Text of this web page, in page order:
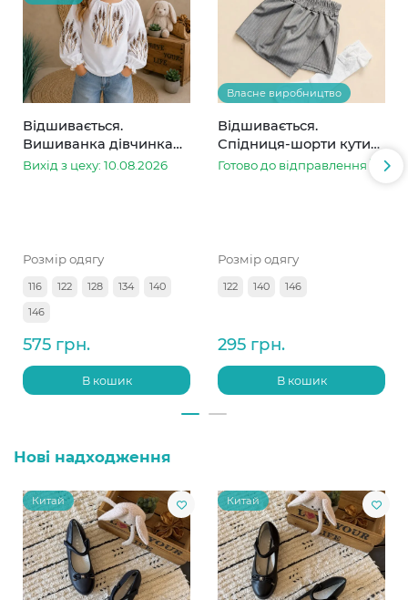
Відшивається.
Вишиванка дівчинка
колоски
Вихід з цеху: 10.08.2026
Розмір одягу
116 122 128 134
140
146
575 грн.
В кошик
Власне виробництво
Відшивається.
Спідниця-шорти кутик
сіра в смужку
Готово до відправлення
Розмір одягу
122 140 146
295 грн.
В кошик
Нові надходження
Китай Китай